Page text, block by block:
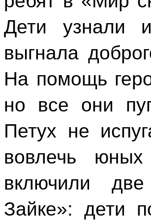
Дети узнали
выгнала
На помощь
но все они
Петух не
вовлечь
включили
Зайке»: дети